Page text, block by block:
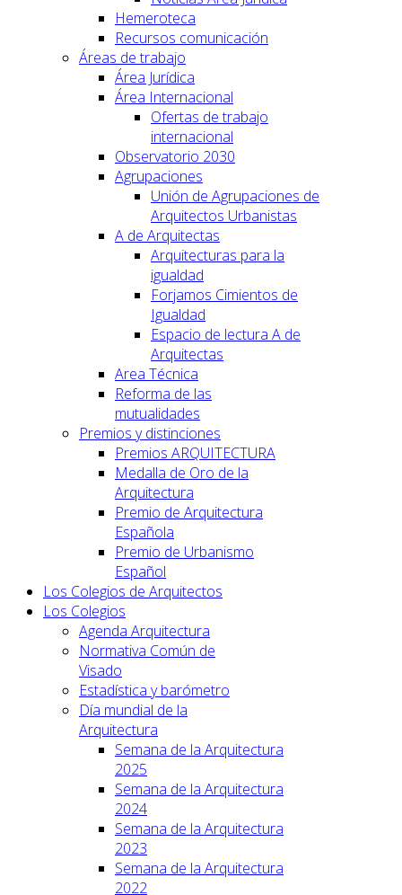
Hemeroteca
Recursos comunicación
Áreas de trabajo
Área Jurídica
Área Internacional
Ofertas de trabajo
internacional
Observatorio 2030
Agrupaciones
Unión de Agrupaciones de
Arquitectos Urbanistas
A de Arquitectas
Arquitecturas para la
igualdad
Forjamos Cimientos de
Igualdad
Espacio de lectura A de
Arquitectas
Area Técnica
Reforma de las
mutualidades
Premios y distinciones
Premios ARQUITECTURA
Medalla de Oro de la
Arquitectura
Premio de Arquitectura
Española
Premio de Urbanismo
Español
Los Colegios de Arquitectos
Los Colegios
Agenda Arquitectura
Normativa Común de
Visado
Estadística y barómetro
Día mundial de la
Arquitectura
Semana de la Arquitectura
2025
Semana de la Arquitectura
2024
Semana de la Arquitectura
2023
Semana de la Arquitectura
2022